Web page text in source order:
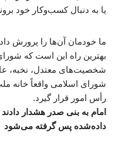
یا به دنبال کسب‌وکار خود
ما خودمان آن‌ها را پرورش
بهترین راه این است که شورای
شخصیت‌های معتدل، نخبه،
شورای اسلامی واقعاً خانه
رأس امور قرار گیرد.
امام به بنی صدر هشدار دادند
داده‌شده پس گرفته می‌شود